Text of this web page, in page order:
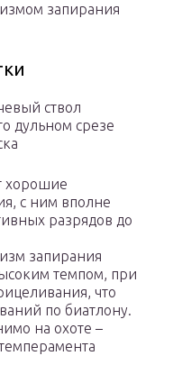
запирания
ствол
дульном срезе
хорошие
с ним вполне
разрядов до
запирания
темпом, при
что
по биатлону.
на охоте –